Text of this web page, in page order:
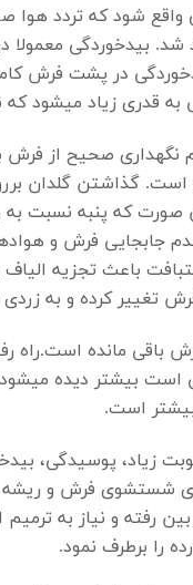
واقع شود که تردد هوا
شد. بیدخوردگی
در پشت فرش
قدری زیاد میشود که
نگهداری صحیح از
است. گذاشتن گلدان
صورت که پنبه نسبت
جابجایی فرش و
باعث تجزیه
کرده و به زردی
باقی مانده
بیشتر دیده
است.
زیاد، پوسیدگی،
شستشوی فرش و
رفته و نیاز به
را برطرف نمود.